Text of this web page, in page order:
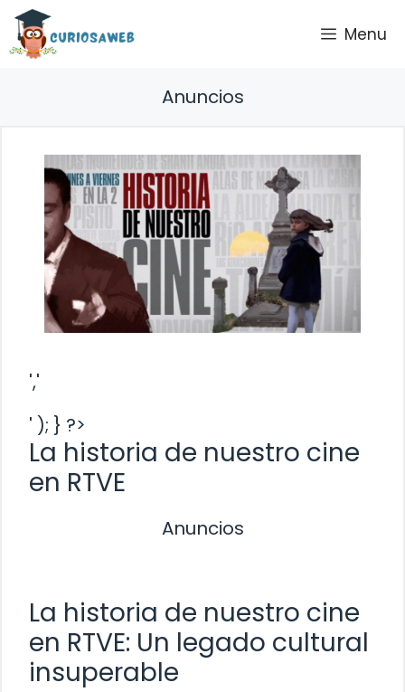
Saltar
contenido
Menu
Anuncios
','
' ); } ?>
La historia de nuestro cine
en RTVE
Anuncios
La historia de nuestro cine
en RTVE: Un legado cultural
insuperable